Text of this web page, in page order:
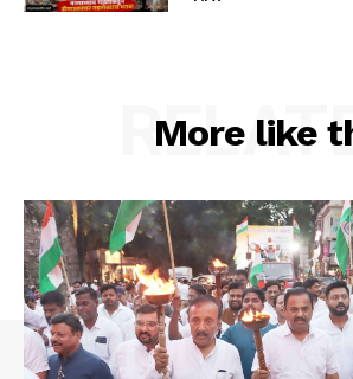
More like